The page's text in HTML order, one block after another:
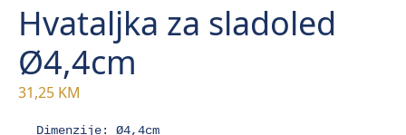
Hvataljka za sladoled
Ø4,4cm
31,25 KM
Dimenzije: Ø4,4cm